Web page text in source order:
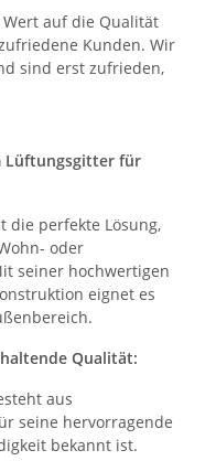
auf die Qualität
Kunden. Wir
sind erst zufrieden,
Lüftungsgitter für
die perfekte Lösung,
oder
seiner hochwertigen
eignet es
Qualität:
aus
seine hervorragende
bekannt ist.